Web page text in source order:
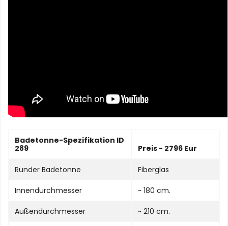
Badetonne-Spezifikation ID
289
Preis - 2796 Eur
Runder Badetonne Fiberglas
Innendurchmesser ~ 180 cm.
Außendurchmesser ~ 210 cm.